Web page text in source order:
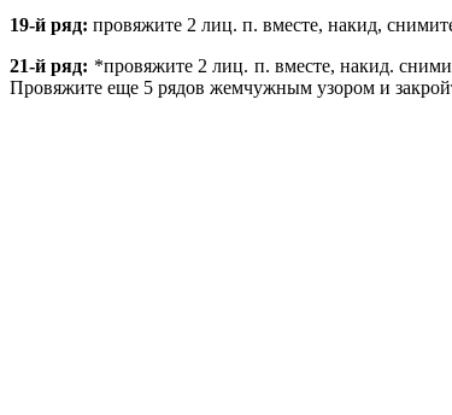
19-й ряд: провяжите 2 лиц. п. вместе, накид,
21-й ряд: *провяжите 2 лиц. п. вместе, накид.
Провяжите еще 5 рядов жемчужным узором и